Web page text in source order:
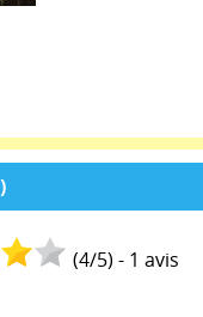
(4/5) - 1 avis